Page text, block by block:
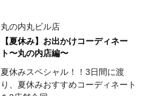
丸の内丸ビル店
【夏休み】お出かけコーディネー
ト〜丸の内店編〜
夏休みスペシャル！！3日間に渡
り、夏休みおすすめコーディネート